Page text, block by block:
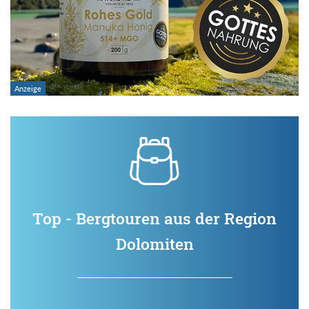
Top - Bergtouren aus der Region
Dolomiten